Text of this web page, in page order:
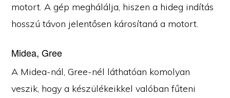
motort. A gép meghálálja, hiszen a hideg indítás
hosszú távon jelentősen károsítaná a motort.
Midea, Gree
A Midea-nál, Gree-nél láthatóan komolyan
veszik, hogy a készülékeikkel valóban fűteni